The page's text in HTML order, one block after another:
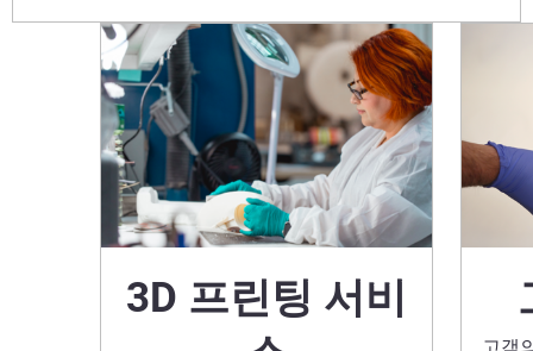
3D 프린팅 서비